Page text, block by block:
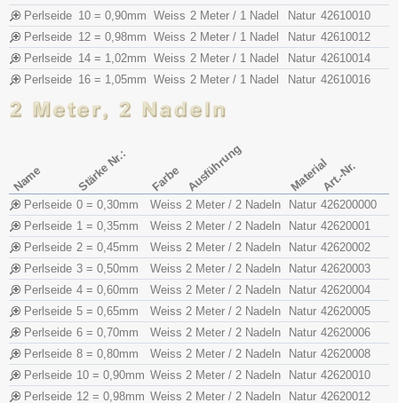
Perlseide 10 = 0,90mm Weiss 2 Meter / 1 Nadel Natur 42610010
Perlseide 12 = 0,98mm Weiss 2 Meter / 1 Nadel Natur 42610012
Perlseide 14 = 1,02mm Weiss 2 Meter / 1 Nadel Natur 42610014
Perlseide 16 = 1,05mm Weiss 2 Meter / 1 Nadel Natur 42610016
Name Stärke Nr.: Farbe Ausführung MaterialArt.-Nr.
Perlseide 0 = 0,30mm Weiss 2 Meter / 2 Nadeln Natur 426200000
Perlseide 1 = 0,35mm Weiss 2 Meter / 2 Nadeln Natur 42620001
Perlseide 2 = 0,45mm Weiss 2 Meter / 2 Nadeln Natur 42620002
Perlseide 3 = 0,50mm Weiss 2 Meter / 2 Nadeln Natur 42620003
Perlseide 4 = 0,60mm Weiss 2 Meter / 2 Nadeln Natur 42620004
Perlseide 5 = 0,65mm Weiss 2 Meter / 2 Nadeln Natur 42620005
Perlseide 6 = 0,70mm Weiss 2 Meter / 2 Nadeln Natur 42620006
Perlseide 8 = 0,80mm Weiss 2 Meter / 2 Nadeln Natur 42620008
Perlseide 10 = 0,90mm Weiss 2 Meter / 2 Nadeln Natur 42620010
Perlseide 12 = 0,98mm Weiss 2 Meter / 2 Nadeln Natur 42620012